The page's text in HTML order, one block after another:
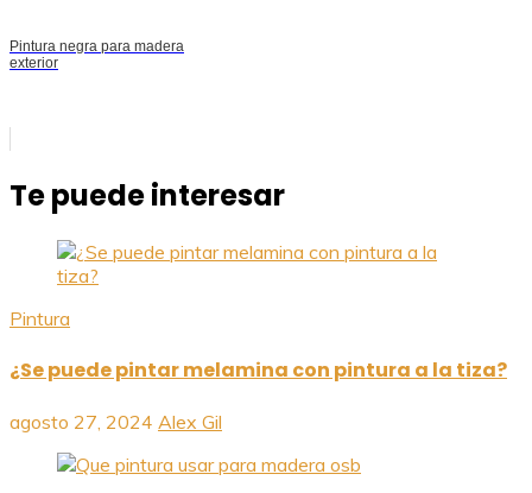
Pintura negra para madera
exterior
Te puede interesar
Pintura
¿Se puede pintar melamina con pintura a la tiza?
agosto 27, 2024 Alex Gil